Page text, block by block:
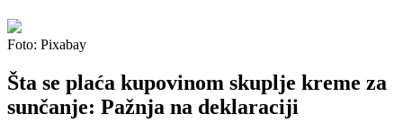
Foto: Pixabay
Šta se plaća kupovinom skuplje kreme za
sunčanje: Pažnja na deklaraciji